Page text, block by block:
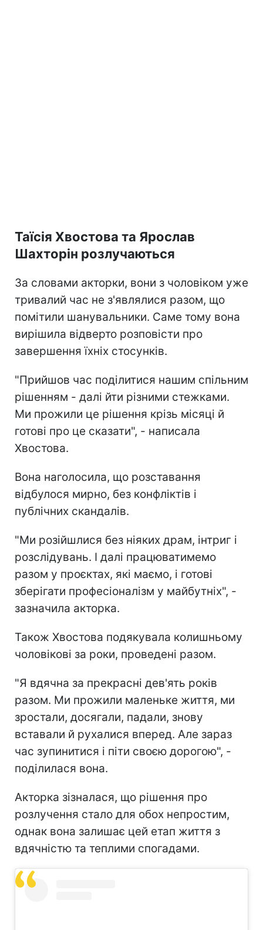
Таїсія Хвостова та Ярослав
Шахторін розлучаються
За словами акторки, вони з чоловіком уже
тривалий час не з'являлися разом, що
помітили шанувальники. Саме тому вона
вирішила відверто розповісти про
завершення їхніх стосунків.
"Прийшов час поділитися нашим спільним
рішенням - далі йти різними стежками.
Ми прожили це рішення крізь місяці й
готові про це сказати", - написала
Хвостова.
Вона наголосила, що розставання
відбулося мирно, без конфліктів і
публічних скандалів.
"Ми розійшлися без ніяких драм, інтриг і
розслідувань. І далі працюватимемо
разом у проєктах, які маємо, і готові
зберігати професіоналізм у майбутніх", -
зазначила акторка.
Також Хвостова подякувала колишньому
чоловікові за роки, проведені разом.
"Я вдячна за прекрасні дев'ять років
разом. Ми прожили маленьке життя, ми
зростали, досягали, падали, знову
вставали й рухалися вперед. Але зараз
час зупинитися і піти своєю дорогою", -
поділилася вона.
Акторка зізналася, що рішення про
розлучення стало для обох непростим,
однак вона залишає цей етап життя з
вдячністю та теплими спогадами.